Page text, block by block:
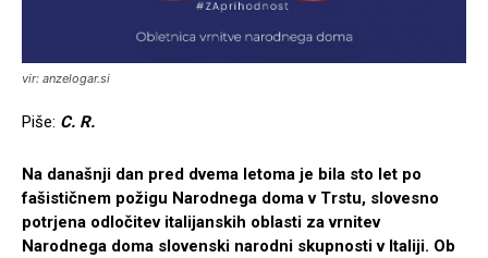
vir: anzelogar.si
Piše: C. R.
Na današnji dan pred dvema letoma je bila sto let po
fašističnem požigu Narodnega doma v Trstu, slovesno
potrjena odločitev italijanskih oblasti za vrnitev
Narodnega doma slovenski narodni skupnosti v Italiji. Ob